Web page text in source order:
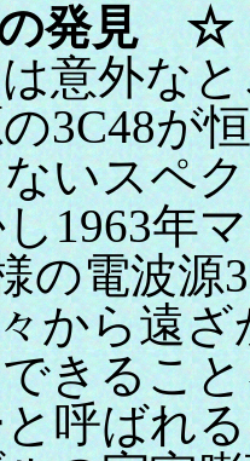
発見 ☆
意外なと
3C48が
いスペ
1963年
の電波
から遠
きるこ
呼ばれ